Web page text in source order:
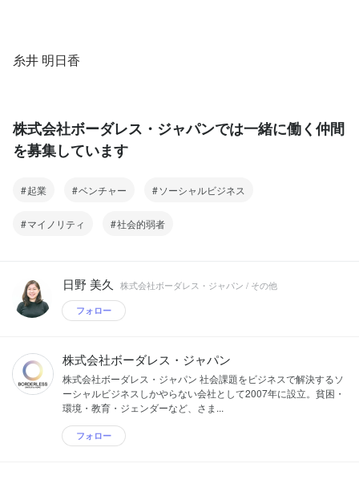
糸井 明日香
株式会社ボーダレス・ジャパンでは一緒に働く仲間
を募集しています
起業 ベンチャー ソーシャルビジネス
マイノリティ 社会的弱者
日野 美久 株式会社ボーダレス・ジャパン / その他
フォロー
株式会社ボーダレス・ジャパン
株式会社ボーダレス・ジャパン 社会課題をビジネスで解決するソ
ーシャルビジネスしかやらない会社として2007年に設立。貧困・
環境・教育・ジェンダーなど、さま...
フォロー